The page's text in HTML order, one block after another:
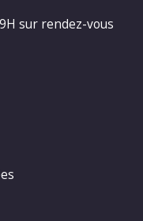
sur rendez-vous